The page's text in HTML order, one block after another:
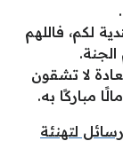
لكم، فاللهم
لا تشقون
مباركًا به.
لتهنئة